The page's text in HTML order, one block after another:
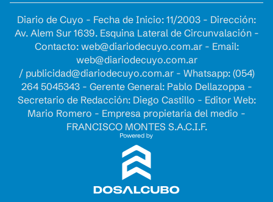
Diario de Cuyo - Fecha de Inicio: 11/2003 - Dirección:
Av. Alem Sur 1639. Esquina Lateral de Circunvalación -
Contacto: web@diariodecuyo.com.ar- Email:
web@diariodecuyo.com.ar
/ publicidad@diariodecuyo.com.ar- Whatsapp: (054)
264 5045343 - Gerente General: Pablo Dellazoppa -
Secretario de Redacción: Diego Castillo - Editor Web:
Mario Romero - Empresa propietaria del medio -
FRANCISCO MONTES S.A.C.I.F.